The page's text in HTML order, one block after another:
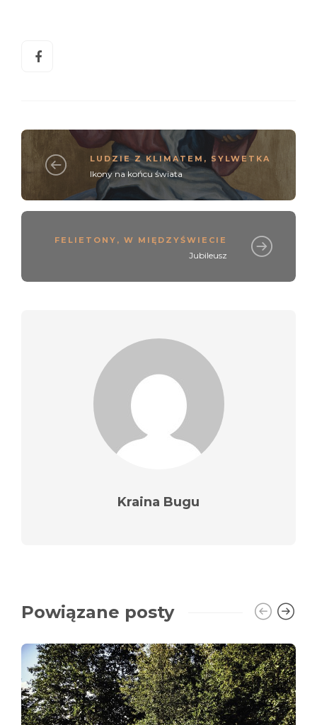
LUDZIE Z KLIMATEM , SYLWETKA
Ikony na końcu świata
FELIETONY , W MIĘDZYŚWIECIE
Jubileusz
Kraina Bugu
Powiązane posty